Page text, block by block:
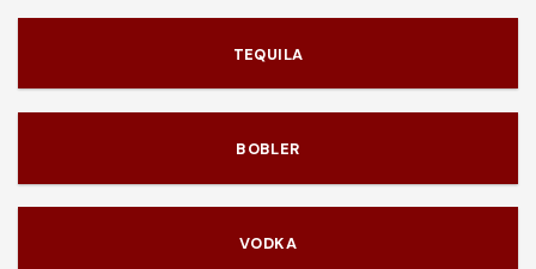
TEQUILA
BOBLER
VODKA